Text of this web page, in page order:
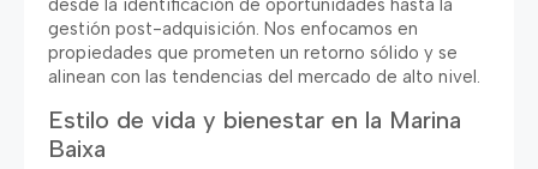
desde la identificación de oportunidades hasta la
gestión post-adquisición. Nos enfocamos en
propiedades que prometen un retorno sólido y se
alinean con las tendencias del mercado de alto nivel.
Estilo de vida y bienestar en la Marina
Baixa